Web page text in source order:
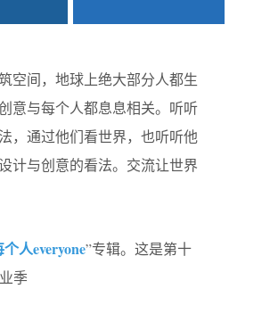
空间，地球上绝大部分人都生
意与每个人都息息相关。听听
，通过他们看世界，也听听他
计与创意的看法。交流让世界
个人everyone”专辑。这是第十
季